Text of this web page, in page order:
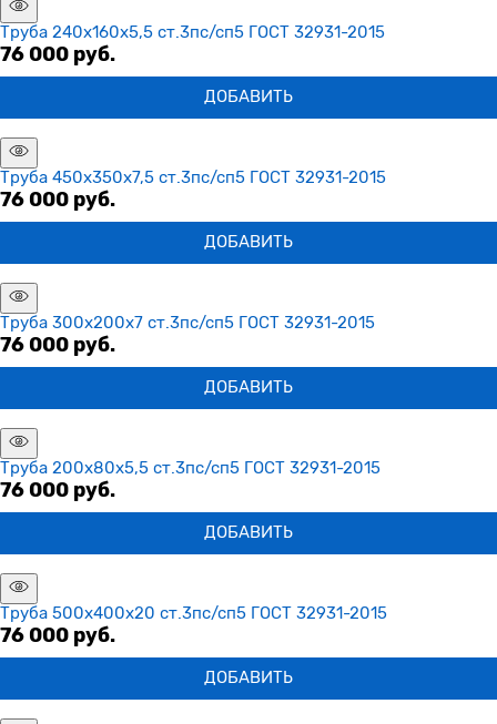
Труба 240х160х5,5 ст.3пс/сп5 ГОСТ 32931-2015
76 000 руб.
ДОБАВИТЬ
Труба 450х350х7,5 ст.3пс/сп5 ГОСТ 32931-2015
76 000 руб.
ДОБАВИТЬ
Труба 300х200х7 ст.3пс/сп5 ГОСТ 32931-2015
76 000 руб.
ДОБАВИТЬ
Труба 200х80х5,5 ст.3пс/сп5 ГОСТ 32931-2015
76 000 руб.
ДОБАВИТЬ
Труба 500х400х20 ст.3пс/сп5 ГОСТ 32931-2015
76 000 руб.
ДОБАВИТЬ